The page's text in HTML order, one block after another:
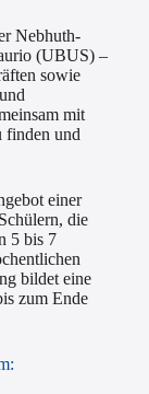
Nebhuth-
(UBUS) –
sowie
mit
finden und
einer
die
5 bis 7
bildet eine
zum Ende